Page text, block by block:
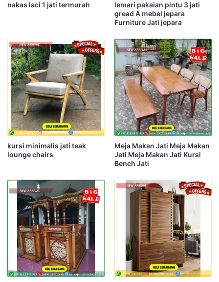
nakas laci 1 jati termurah
lemari pakaian pintu 3 jati
gread A mebel jepara
Furniture Jati jepara
kursi minimalis jati teak
lounge chairs
Meja Makan Jati Meja Makan
Jati Meja Makan Jati Kursi
Bench Jati